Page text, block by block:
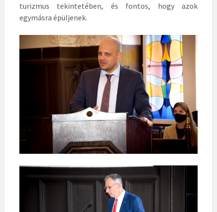
turizmus tekintetében, és fontos, hogy azok
egymásra épüljenek.